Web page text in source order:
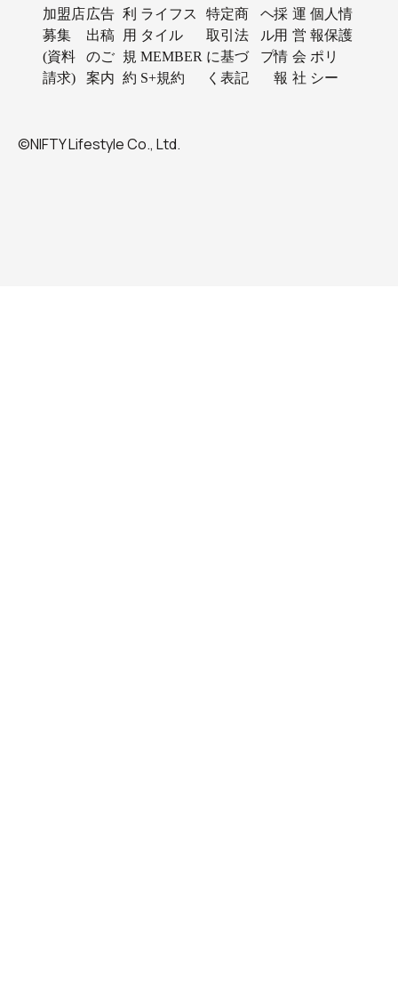
加盟店
募集
(資料
請求)
広告
出稿
のご
案内
利
用
規
約
ライフス
タイル
MEMBER
S+規約
特定商
取引法
に基づ
く表記
ヘ
ル
プ
採
用
情
報
運
営
会
社
個人情
報保護
ポリ
シー
©NIFTY Lifestyle Co., Ltd.